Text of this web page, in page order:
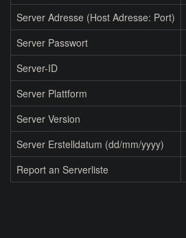
Server Adresse (Host Adresse: Port)
Server Passwort
Server-ID
Server Plattform
Server Version
Server Erstelldatum (dd/mm/yyyy)
Report an Serverliste